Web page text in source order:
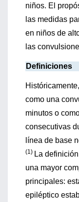
niños. El
las medidas
en niños de
las
Definiciones
como una
minutos o
consecutivas
línea de base
(1) La
una mayor
principales:
epiléptico